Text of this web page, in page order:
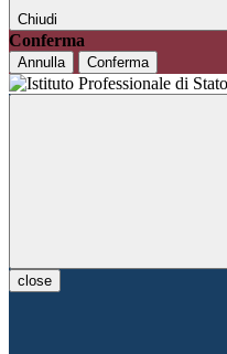
Chiudi
Conferma
Annulla Conferma
close